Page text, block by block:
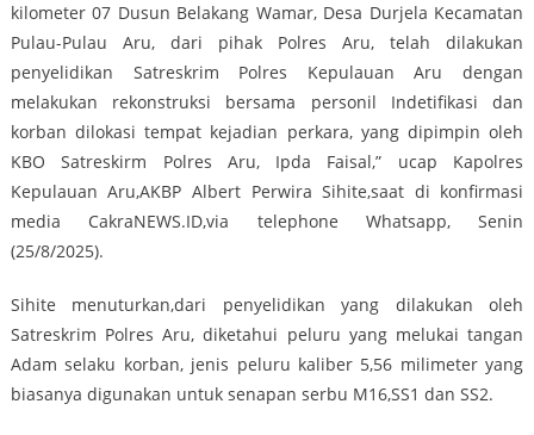
kilometer 07 Dusun Belakang Wamar, Desa Durjela Kecamatan
Pulau-Pulau Aru, dari pihak Polres Aru, telah dilakukan
penyelidikan Satreskrim Polres Kepulauan Aru dengan
melakukan rekonstruksi bersama personil Indetifikasi dan
korban dilokasi tempat kejadian perkara, yang dipimpin oleh
KBO Satreskirm Polres Aru, Ipda Faisal,” ucap Kapolres
Kepulauan Aru,AKBP Albert Perwira Sihite,saat di konfirmasi
media CakraNEWS.ID,via telephone Whatsapp, Senin
(25/8/2025).
Sihite menuturkan,dari penyelidikan yang dilakukan oleh
Satreskrim Polres Aru, diketahui peluru yang melukai tangan
Adam selaku korban, jenis peluru kaliber 5,56 milimeter yang
biasanya digunakan untuk senapan serbu M16,SS1 dan SS2.